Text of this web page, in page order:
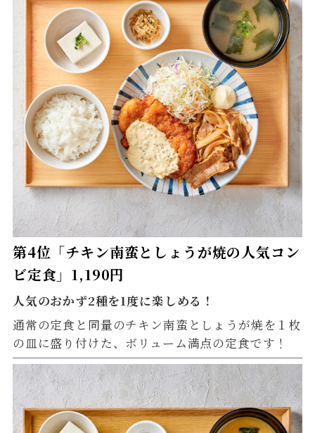
第4位「チキン南蛮としょうが焼の人気コン
ビ定食」1,190円
人気のおかず2種を1度に楽しめる！
通常の定食と同量のチキン南蛮としょうが焼を１枚
の皿に盛り付けた、ボリューム満点の定食です！